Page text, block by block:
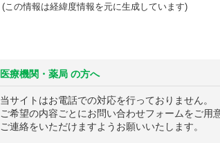
(この情報は経緯度情報を元に生成しています)
医療機関・薬局 の方へ
当サイトはお電話での対応を行っておりません。
ご希望の内容ごとにお問い合わせフォームをご用
ご連絡をいただけますようお願いいたします。